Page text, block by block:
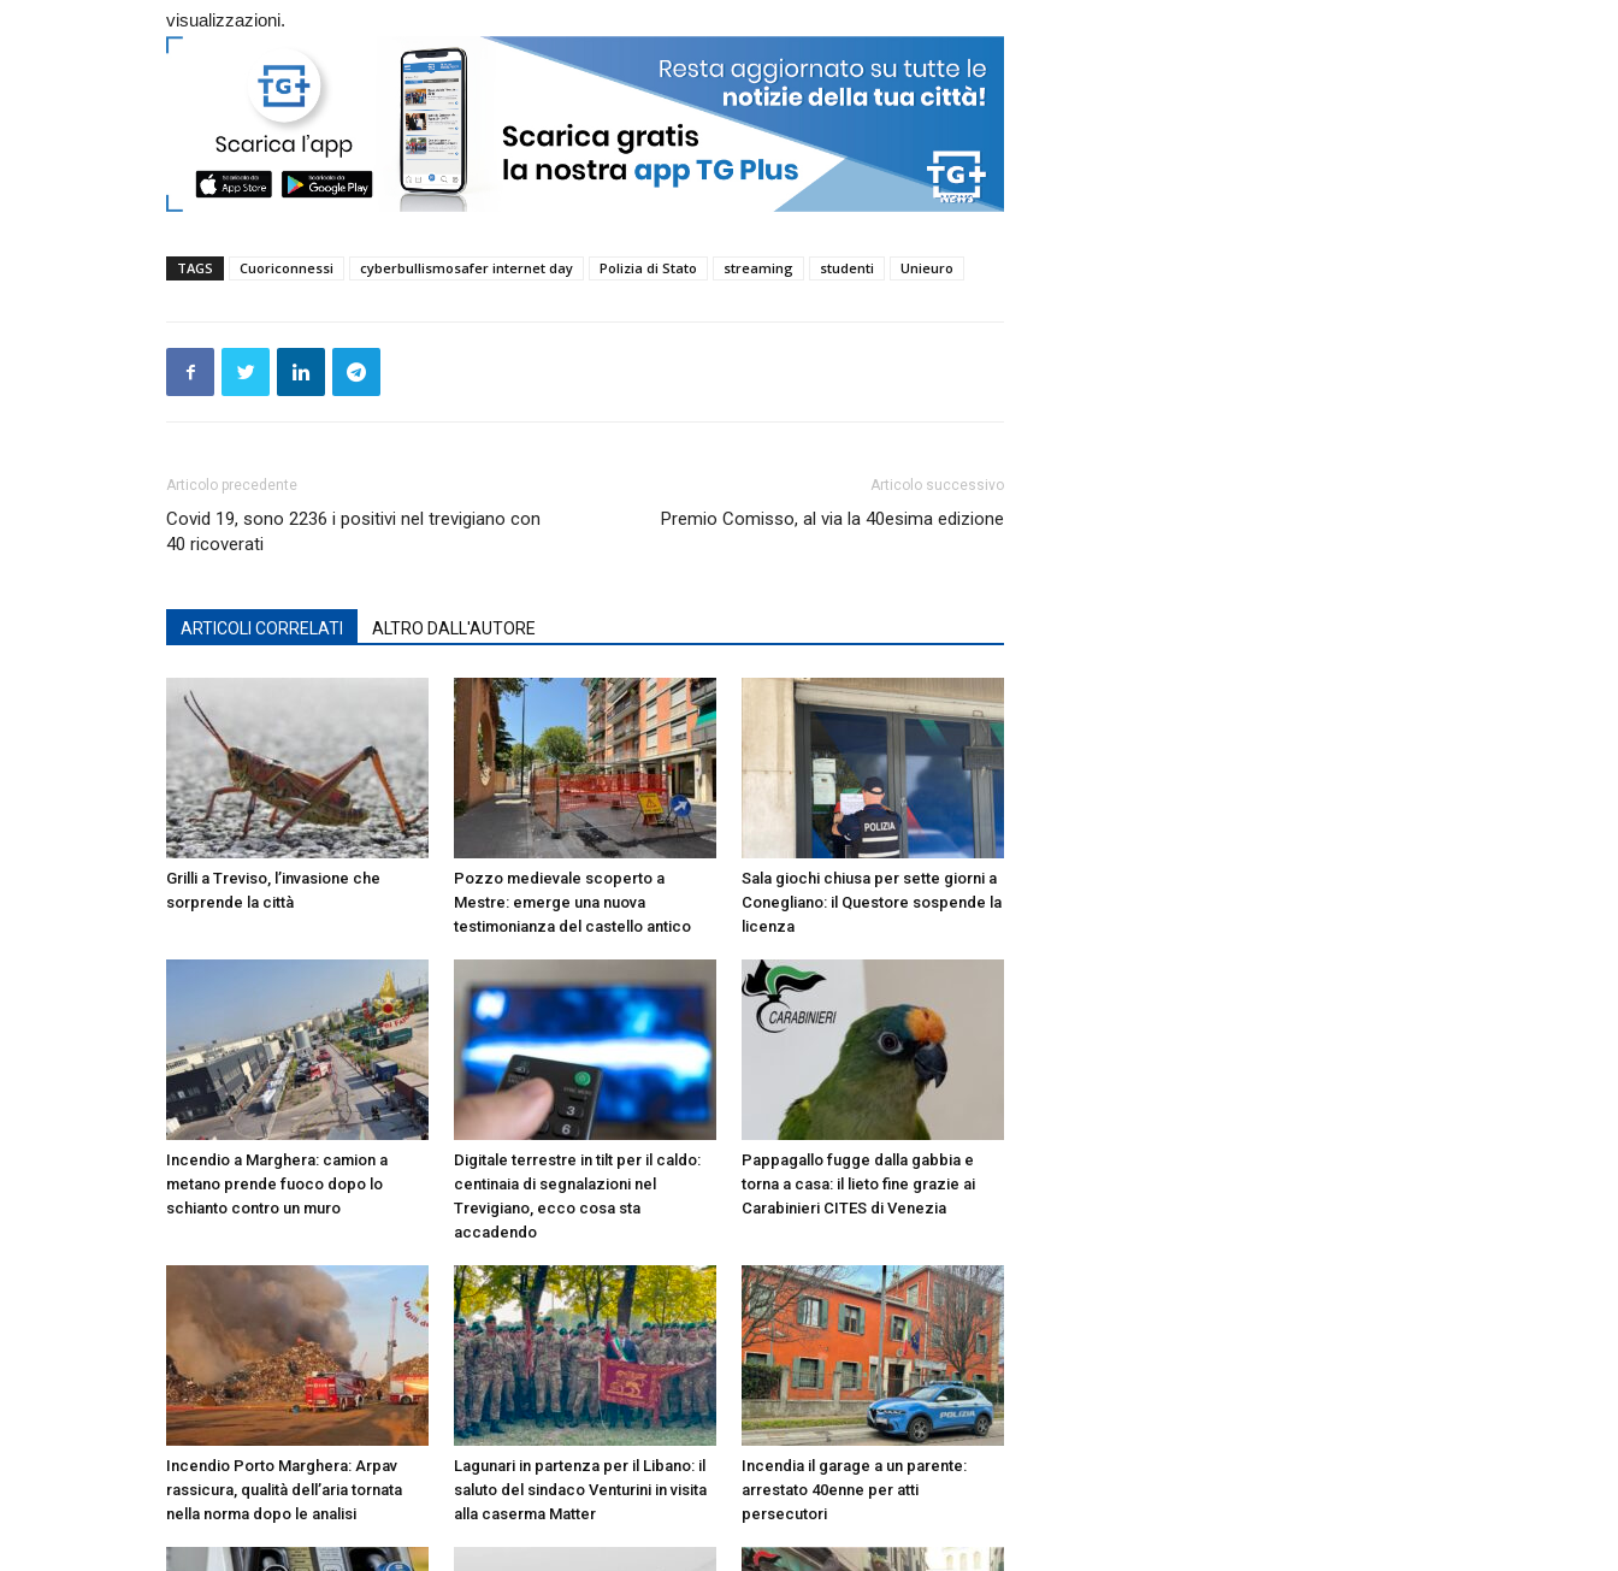
visualizzazioni.
TAGS Cuoriconnessi cyberbullismosafer internet day Polizia di Stato streaming studenti Unieuro
Articolo precedente
Covid 19, sono 2236 i positivi nel trevigiano con
40 ricoverati
Articolo successivo
Premio Comisso, al via la 40esima edizione
ARTICOLI CORRELATI ALTRO DALL'AUTORE
Grilli a Treviso, l’invasione che
sorprende la città
Pozzo medievale scoperto a
Mestre: emerge una nuova
testimonianza del castello antico
Sala giochi chiusa per sette giorni a
Conegliano: il Questore sospende la
licenza
Incendio a Marghera: camion a
metano prende fuoco dopo lo
schianto contro un muro
Digitale terrestre in tilt per il caldo:
centinaia di segnalazioni nel
Trevigiano, ecco cosa sta
accadendo
Pappagallo fugge dalla gabbia e
torna a casa: il lieto fine grazie ai
Carabinieri CITES di Venezia
Incendio Porto Marghera: Arpav
rassicura, qualità dell’aria tornata
nella norma dopo le analisi
Lagunari in partenza per il Libano: il
saluto del sindaco Venturini in visita
alla caserma Matter
Incendia il garage a un parente:
arrestato 40enne per atti
persecutori